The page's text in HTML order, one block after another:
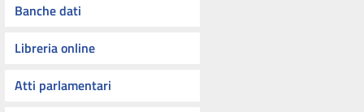
Banche dati
Libreria online
Atti parlamentari